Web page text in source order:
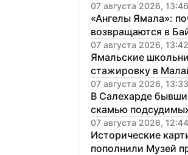
07 августа 2026, 13:46
«Ангелы Ямала»:
возвращаются в
07 августа 2026, 13:42
Ямальские
стажировку в
07 августа 2026, 13:33
В Салехарде
скамью
07 августа 2026, 12:44
Исторические
пополнили Музей